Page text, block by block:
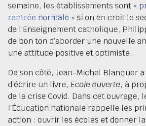
semaine, les établissements sont «
rentrée normale » si on en croit le
de l’Enseignement catholique,
de bon ton d’aborder une nouvelle
une attitude positive et optimiste.
De son côté, Jean-Michel Blanquer
d’écrire un livre, Ecole ouverte, à
de la crise Covid. Dans cet ouvrage,
l’Éducation nationale rappelle les
action : ouvrir les écoles et donner